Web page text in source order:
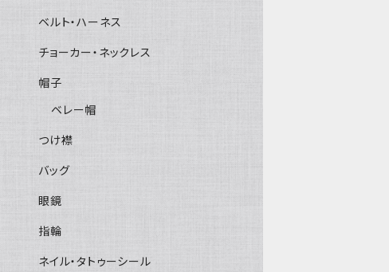
ベルト・ハーネス
チョーカー・ネックレス
帽子
ベレー帽
つけ襟
バッグ
眼鏡
指輪
ネイル・タトゥーシール